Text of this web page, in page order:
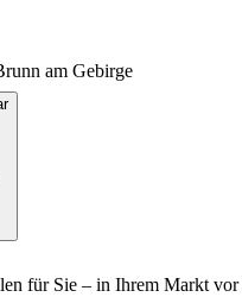
am Gebirge
für Sie – in Ihrem Markt